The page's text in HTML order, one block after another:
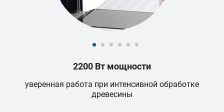
2200 Вт мощности
уверенная работа при интенсивной обработке
древесины